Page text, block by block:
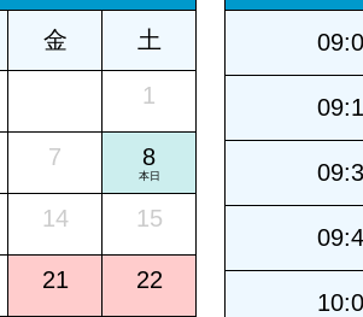
金 土
1
7 8
本日
14 15
21 22